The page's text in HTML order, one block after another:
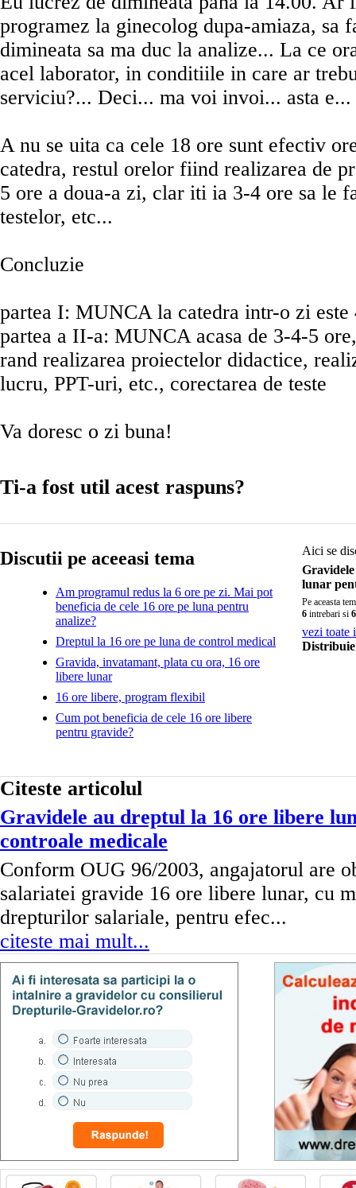
programez la ginecolog dupa-amiaza, sa
dimineata sa ma duc la analize... La ce
acel laborator, in conditiile in care ar
serviciu?... Deci... ma voi invoi... asta e...
A nu se uita ca cele 18 ore sunt efectiv
catedra, restul orelor fiind realizarea de
5 ore a doua-a zi, clar iti ia 3-4 ore sa le
testelor, etc...
Concluzie
partea I: MUNCA la catedra intr-o zi este
partea a II-a: MUNCA acasa de 3-4-5
rand realizarea proiectelor didactice,
lucru, PPT-uri, etc., corectarea de teste
Va doresc o zi buna!
Ti-a fost util acest raspuns?
Discutii pe aceeasi tema
Am programul redus la 6 ore pe zi. Mai pot
beneficia de cele 16 ore pe luna pentru
analize?
Dreptul la 16 ore pe luna de control medical
Gravida, invatamant, plata cu ora, 16 ore
libere lunar
16 ore libere, program flexibil
Cum pot beneficia de cele 16 ore libere
pentru gravide?
Aici se
lunar
Pe aceasta
6 intrebari si 6
vezi toate
Distribuie
Citeste articolul
Gravidele au dreptul la 16 ore libere
controale medicale
Conform OUG 96/2003, angajatorul are
salariatei gravide 16 ore libere lunar, cu
drepturilor salariale, pentru efec...
citeste mai mult...